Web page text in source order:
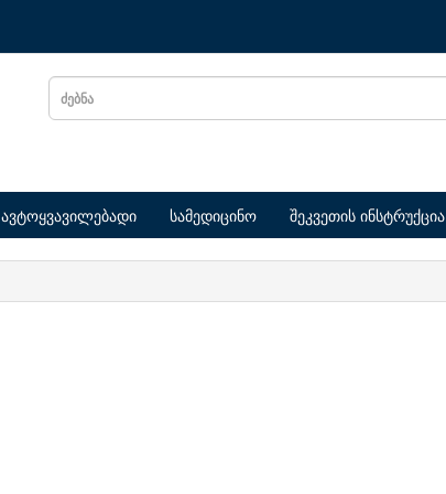
ავტოყვავილებადი სამედიცინო შეკვეთის ინსტრუქცია